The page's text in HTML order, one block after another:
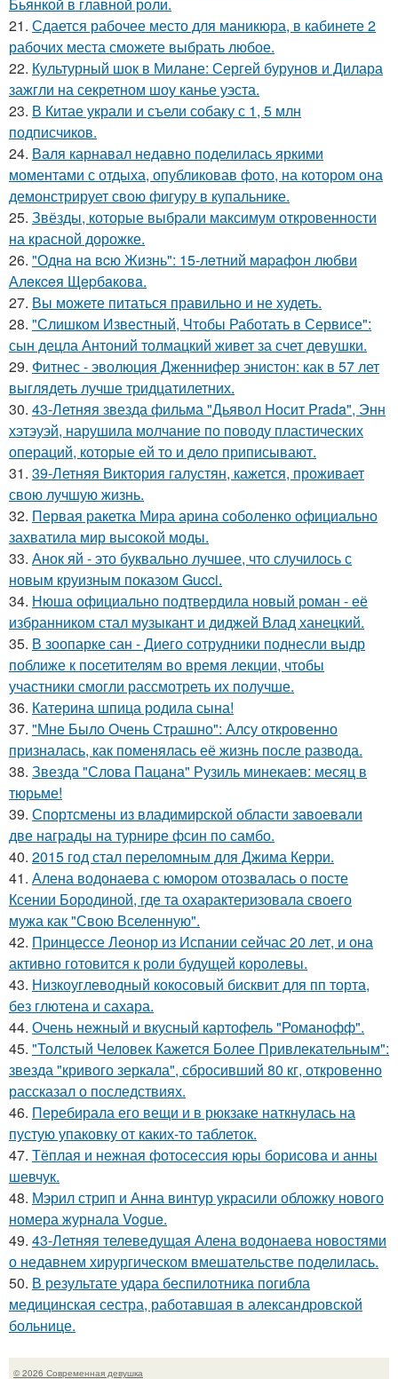
21. Сдается рабочее место для маникюра, в кабинете 2
рабочих места сможете выбрать любое.
22. Культурный шок в Милане: Сергей бурунов и Дилара
зажгли на секретном шоу канье уэста.
23. В Китае украли и съели собаку с 1, 5 млн
подписчиков.
24. Валя карнавал недавно поделилась яркими
моментами с отдыха, опубликовав фото, на котором она
демонстрирует свою фигуру в купальнике.
25. Звёзды, которые выбрали максимум откровенности
на красной дорожке.
26. "Однa нa вcю Жизнь": 15-лeтний мapaфoн любви
Алeкceя Щepбaкoвa.
27. Вы можете питаться правильно и не худеть.
28. "Слишком Известный, Чтобы Работать в Сервисе":
сын децла Антоний толмацкий живет за счет девушки.
29. Фитнес - эволюция Дженнифер энистон: как в 57 лет
выглядеть лучше тридцатилетних.
30. 43-Летняя звезда фильма "Дьявол Носит Prada", Энн
хэтэуэй, нарушила молчание по поводу пластических
операций, которые ей то и дело приписывают.
31. 39-Летняя Виктория галустян, кажется, проживает
свою лучшую жизнь.
32. Первая ракетка Мира арина соболенко официально
захватила мир высокой моды.
33. Анок яй - это буквально лучшее, что случилось с
новым круизным показом Gucci.
34. Нюша официально подтвердила новый роман - её
избранником стал музыкант и диджей Влад ханецкий.
35. В зоопарке сан - Диего сотрудники поднесли выдр
поближе к посетителям во время лекции, чтобы
участники смогли рассмотреть их получше.
36. Катерина шпица родила сына!
37. "Мне Было Очень Страшно": Алсу откровенно
призналась, как поменялась её жизнь после развода.
38. Звезда "Слова Пацана" Рузиль минекаев: месяц в
тюрьме!
39. Спортсмены из владимирской области завоевали
две награды на турнире фсин по самбо.
40. 2015 год стал переломным для Джима Керри.
41. Алена водонаева с юмором отозвалась о посте
Ксении Бородиной, где та охарактеризовала своего
мужа как "Свою Вселенную".
42. Принцессе Леонор из Испании сейчас 20 лет, и она
активно готовится к роли будущей королевы.
43. Низкоуглеводный кокосовый бисквит для пп торта,
без глютена и сахара.
44. Очень нежный и вкусный картофель "Романофф".
45. "Толстый Человек Кажется Более Привлекательным":
звезда "кривого зеркала", сбросивший 80 кг, откровенно
рассказал о последствиях.
46. Перебирала его вещи и в рюкзаке наткнулась на
пустую упаковку от каких-то таблеток.
47. Тёплая и нежная фотосессия юры борисова и анны
шевчук.
48. Мэрил стрип и Анна винтур украсили обложку нового
номера журнала Vogue.
49. 43-Летняя телеведущая Алена водонаева новостями
о недавнем хирургическом вмешательстве поделилась.
50. В результате удара беспилотника погибла
медицинская сестра, работавшая в александровской
больнице.
© 2026 Современная девушка